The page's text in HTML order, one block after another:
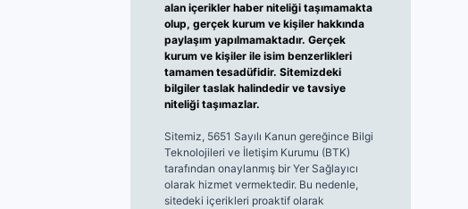
alan içerikler haber niteliği taşımamakta
olup, gerçek kurum ve kişiler hakkında
paylaşım yapılmamaktadır. Gerçek
kurum ve kişiler ile isim benzerlikleri
tamamen tesadüfidir. Sitemizdeki
bilgiler taslak halindedir ve tavsiye
niteliği taşımazlar.
Sitemiz, 5651 Sayılı Kanun gereğince Bilgi
Teknolojileri ve İletişim Kurumu (BTK)
tarafından onaylanmış bir Yer Sağlayıcı
olarak hizmet vermektedir. Bu nedenle,
sitedeki içerikleri proaktif olarak